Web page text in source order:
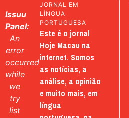
Issuu
Panel:
An
error
occurred
while
we
try
list
JORNAL EM
LÍNGUA
PORTUGUESA
Este é o jornal
Hoje Macau na
internet. Somos
as notícias, a
análise, a opinião
e muito mais, em
língua